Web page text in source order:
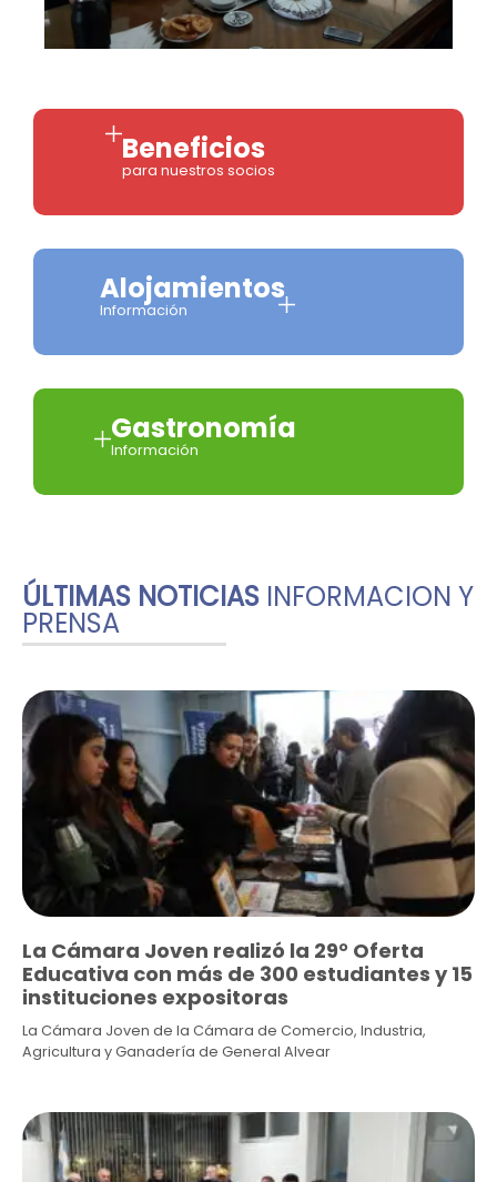
Beneficios
para nuestros socios
Alojamientos
Información
Gastronomía
Información
ÚLTIMAS NOTICIAS INFORMACION Y
PRENSA
La Cámara Joven realizó la 29° Oferta
Educativa con más de 300 estudiantes y 15
instituciones expositoras
La Cámara Joven de la Cámara de Comercio, Industria,
Agricultura y Ganadería de General Alvear